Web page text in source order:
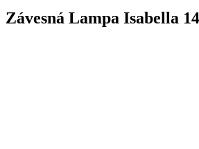
Závesná Lampa Isabella